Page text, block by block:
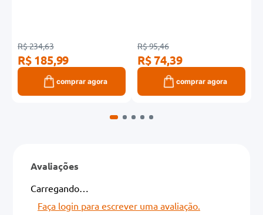
R$ 234,63
R$ 185,99
comprar agora
R$ 95,46
R$ 74,39
comprar agora
Avaliações
Carregando…
Faça login para escrever uma avaliação.